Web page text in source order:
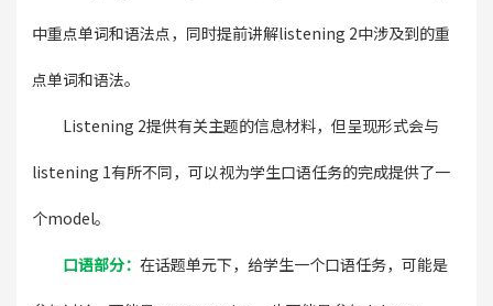
中重点单词和语法点，同时提前讲解listening 2中涉及到的重
点单词和语法。
Listening 2提供有关主题的信息材料，但呈现形式会与
listening 1有所不同，可以视为学生口语任务的完成提供了一
个model。
口语部分： 在话题单元下，给学生一个口语任务，可能是